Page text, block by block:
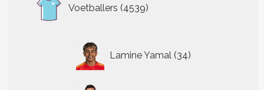
Voetballers 4539
producten
Lamine Yamal 34
producten